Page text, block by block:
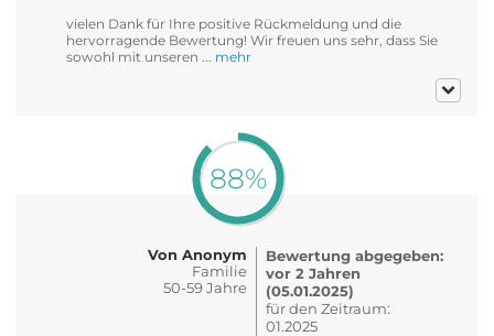
vielen Dank für Ihre positive Rückmeldung und die
hervorragende Bewertung! Wir freuen uns sehr, dass Sie
sowohl mit unseren ... mehr
88%
Von Anonym
Familie
50-59 Jahre
Bewertung abgegeben:
vor 2 Jahren
(05.01.2025)
für den Zeitraum:
01.2025